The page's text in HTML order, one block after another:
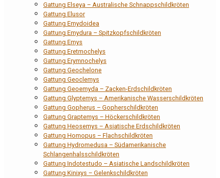
Gattung Elseya – Australische Schnappschildkröten
Gattung Elusor
Gattung Emydoidea
Gattung Emydura – Spitzkopfschildkröten
Gattung Emys
Gattung Eretmochelys
Gattung Erymnochelys
Gattung Geochelone
Gattung Geoclemys
Gattung Geoemyda – Zacken-Erdschildkröten
Gattung Glyptemys – Amerikanische Wasserschildkröten
Gattung Gopherus – Gopherschildkröten
Gattung Graptemys – Höckerschildkröten
Gattung Heosemys – Asiatische Erdschildkröten
Gattung Homopus – Flachschildkröten
Gattung Hydromedusa – Südamerikanische
Schlangenhalsschildkröten
Gattung Indotestudo – Asiatische Landschildkröten
Gattung Kinixys – Gelenkschildkröten